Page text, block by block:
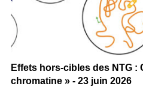
Effets hors-cibles des NTG :
chromatine » - 23 juin 2026